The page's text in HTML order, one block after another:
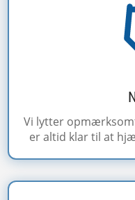
Vi lytter
er altid klar til at